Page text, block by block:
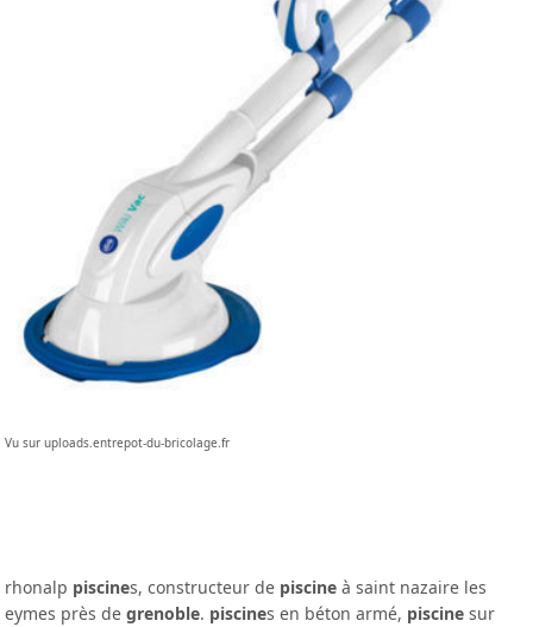
Vu sur uploads.entrepot-du-bricolage.fr
rhonalp piscines, constructeur de piscine à saint nazaire les
eymes près degrenoble. piscines en béton armé, piscine sur